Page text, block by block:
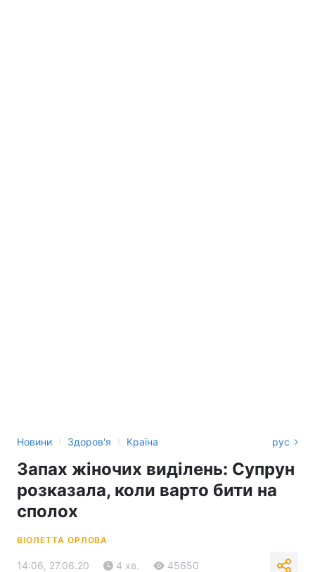
Новини › Здоров'я › Країна рус
Запах жіночих виділень: Супрун
розказала, коли варто бити на
сполох
ВІОЛЕТТА ОРЛОВА
14:06, 27.06.20 4 хв. 45650